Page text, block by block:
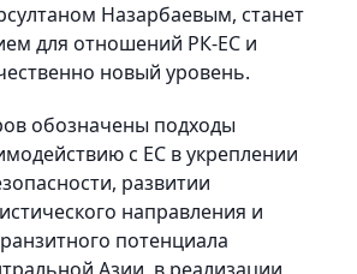
Назарбаевым, станет
для отношений РК-ЕС и
новый уровень.
обозначены подходы
с ЕС в укреплении
развитии
направления и
потенциала